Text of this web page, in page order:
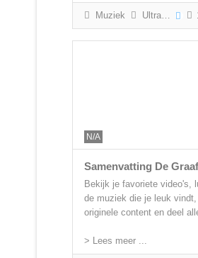
Muziek Ultras Arnhem
N/A
Samenvatting De
Bekijk je favoriete video's,
de muziek die je leuk vindt,
originele content en deel
> Lees meer ...